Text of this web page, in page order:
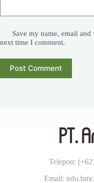
Save my name, email
next time I comment.
Post Comment
Telepon:
Email: